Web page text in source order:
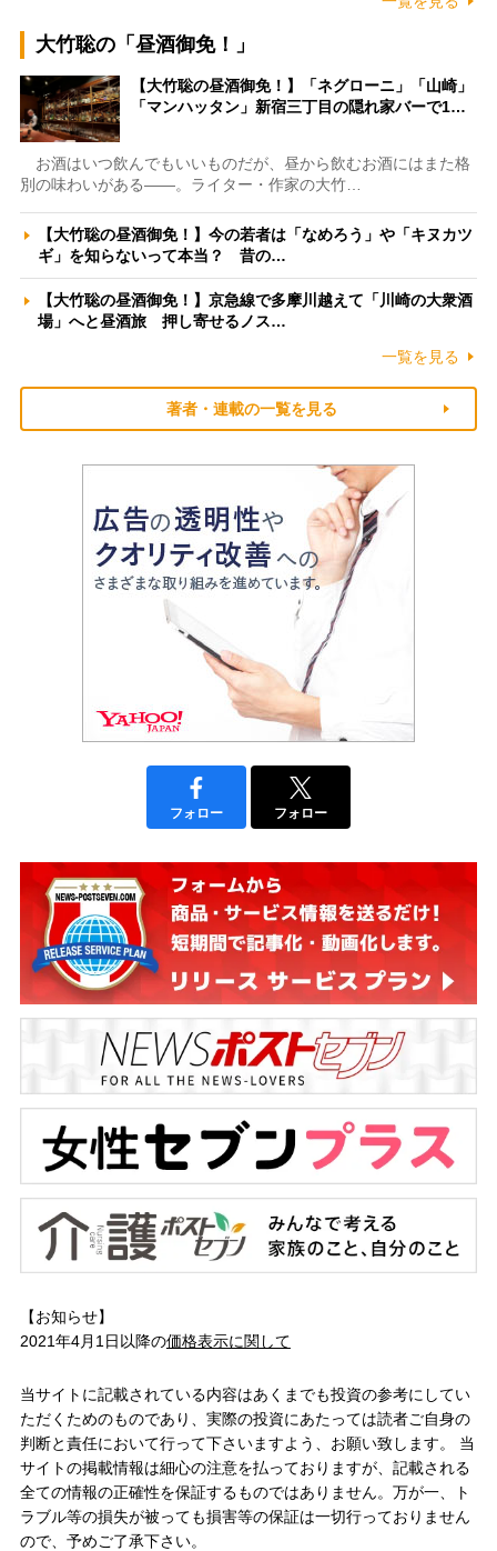
大竹聡の「昼酒御免！」
【大竹聡の昼酒御免！】「ネグローニ」「山崎」
「マンハッタン」新宿三丁目の隠れ家バーで1…
お酒はいつ飲んでもいいものだが、昼から飲むお酒にはまた格
別の味わいがある――。ライター・作家の大竹…
【大竹聡の昼酒御免！】今の若者は「なめろう」や「キヌカツ
ギ」を知らないって本当？ 昔の…
【大竹聡の昼酒御免！】京急線で多摩川越えて「川崎の大衆酒
場」へと昼酒旅 押し寄せるノス…
一覧を見る
著者・連載の一覧を見る
フォロー フォロー
【お知らせ】
2021年4月1日以降の価格表示に関して
当サイトに記載されている内容はあくまでも投資の参考にしてい
ただくためのものであり、実際の投資にあたっては読者ご自身の
判断と責任において行って下さいますよう、お願い致します。 当
サイトの掲載情報は細心の注意を払っておりますが、記載される
全ての情報の正確性を保証するものではありません。万が一、ト
ラブル等の損失が被っても損害等の保証は一切行っておりません
ので、予めご了承下さい。